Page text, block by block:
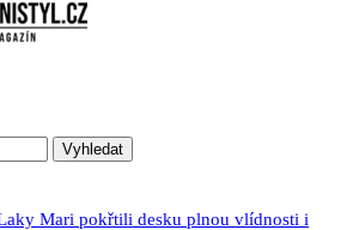
životního stylu
Mari pokřtili desku plnou vlídnosti i